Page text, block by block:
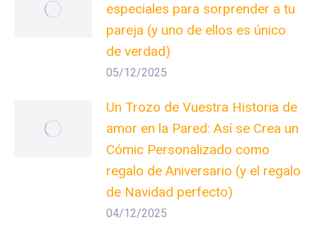
especiales para sorprender a tu
pareja (y uno de ellos es único
de verdad)
05/12/2025
Un Trozo de Vuestra Historia de
amor en la Pared: Así se Crea un
Cómic Personalizado como
regalo de Aniversario (y el regalo
de Navidad perfecto)
04/12/2025